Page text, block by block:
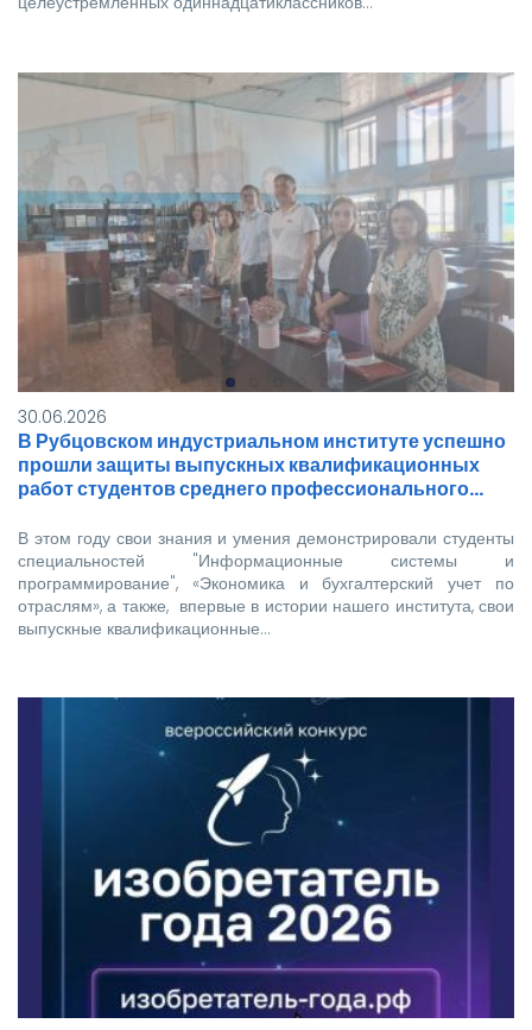
30.06.2026
В Рубцовском индустриальном институте успешно
прошли защиты выпускных квалификационных
работ студентов среднего профессионального…
В этом году свои знания и умения демонстрировали студенты
специальностей "Информационные системы и
программирование", «Экономика и бухгалтерский учет по
отраслям», а также, впервые в истории нашего института, свои
выпускные квалификационные…